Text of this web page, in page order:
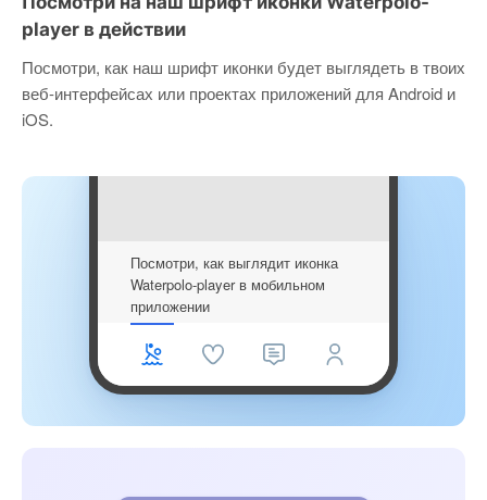
player в действии
Посмотри, как наш шрифт иконки будет выглядеть в твоих
веб-интерфейсах или проектах приложений для Android и
iOS.
Посмотри, как выглядит иконка
Waterpolo-player в мобильном
приложении